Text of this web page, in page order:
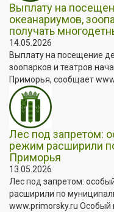
Выплату на
океанариумов,
получать
14.05.2026
Выплату на посещение
зоопарков и театров
Приморья, сообщает
Лес под запретом:
режим расширили
Приморья
13.05.2026
Лес под запретом:
расширили по
www.primorsky.ru